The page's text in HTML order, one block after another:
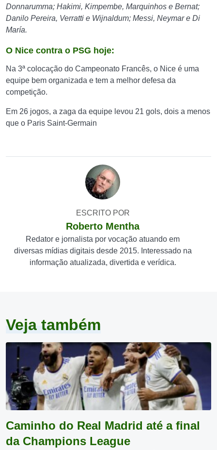
Donnarumma; Hakimi, Kimpembe, Marquinhos e Bernat;
Danilo Pereira, Verratti e Wijnaldum; Messi, Neymar e Di
María.
O Nice contra o PSG hoje:
Na 3ª colocação do Campeonato Francês, o Nice é uma
equipe bem organizada e tem a melhor defesa da
competição.
Em 26 jogos, a zaga da equipe levou 21 gols, dois a menos
que o Paris Saint-Germain
ESCRITO POR
Roberto Mentha
Redator e jornalista por vocação atuando em
diversas mídias digitais desde 2015. Interessado na
informação atualizada, divertida e verídica.
Veja também
Caminho do Real Madrid até a final
da Champions League